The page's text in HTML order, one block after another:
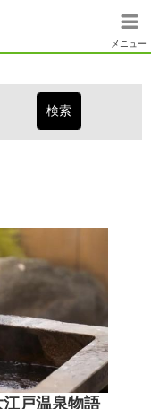
メニュー
戸温泉物語